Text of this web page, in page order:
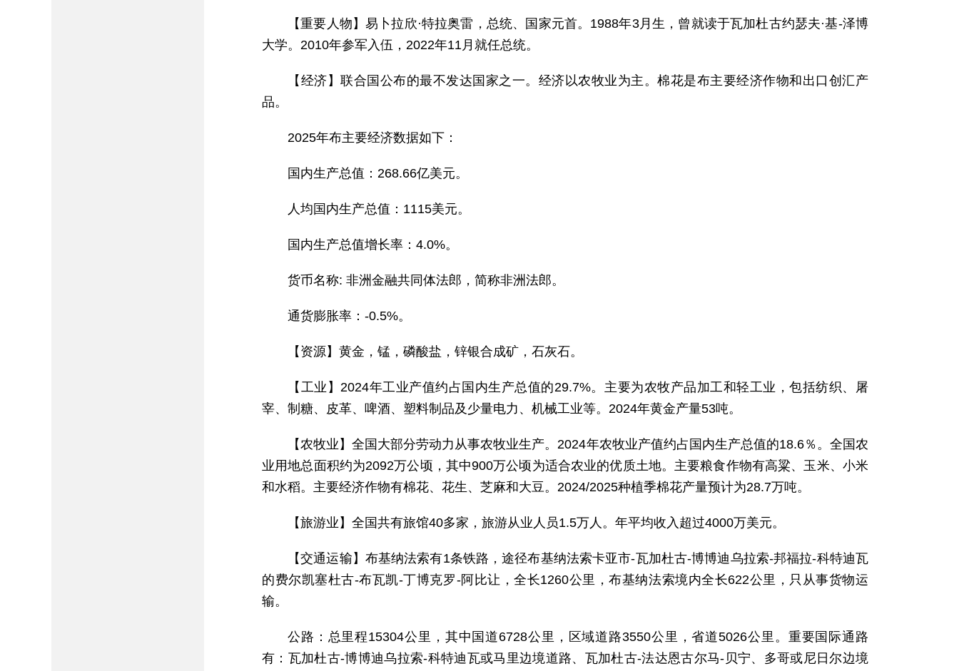
【重要人物】易卜拉欣·特拉奥雷，总统、国家元首。1988年3月生，曾就读于瓦加杜古约瑟夫·基-泽博
大学。2010年参军入伍，2022年11月就任总统。
【经济】联合国公布的最不发达国家之一。经济以农牧业为主。棉花是布主要经济作物和出口创汇产
品。
2025年布主要经济数据如下：
国内生产总值：268.66亿美元。
人均国内生产总值：1115美元。
国内生产总值增长率：4.0%。
货币名称: 非洲金融共同体法郎，简称非洲法郎。
通货膨胀率：-0.5%。
【资源】黄金，锰，磷酸盐，锌银合成矿，石灰石。
【工业】2024年工业产值约占国内生产总值的29.7%。主要为农牧产品加工和轻工业，包括纺织、屠
宰、制糖、皮革、啤酒、塑料制品及少量电力、机械工业等。2024年黄金产量53吨。
【农牧业】全国大部分劳动力从事农牧业生产。2024年农牧业产值约占国内生产总值的18.6％。全国农
业用地总面积约为2092万公顷，其中900万公顷为适合农业的优质土地。主要粮食作物有高粱、玉米、小米
和水稻。主要经济作物有棉花、花生、芝麻和大豆。2024/2025种植季棉花产量预计为28.7万吨。
【旅游业】全国共有旅馆40多家，旅游从业人员1.5万人。年平均收入超过4000万美元。
【交通运输】布基纳法索有1条铁路，途径布基纳法索卡亚市-瓦加杜古-博博迪乌拉索-邦福拉-科特迪瓦
的费尔凯塞杜古-布瓦凯-丁博克罗-阿比让，全长1260公里，布基纳法索境内全长622公里，只从事货物运
输。
公路：总里程15304公里，其中国道6728公里，区域道路3550公里，省道5026公里。重要国际通路
有：瓦加杜古-博博迪乌拉索-科特迪瓦或马里边境道路、瓦加杜古-法达恩古尔马-贝宁、多哥或尼日尔边境